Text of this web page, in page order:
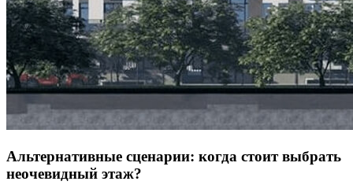
Альтернативные сценарии: когда стоит выбрать
неочевидный этаж?